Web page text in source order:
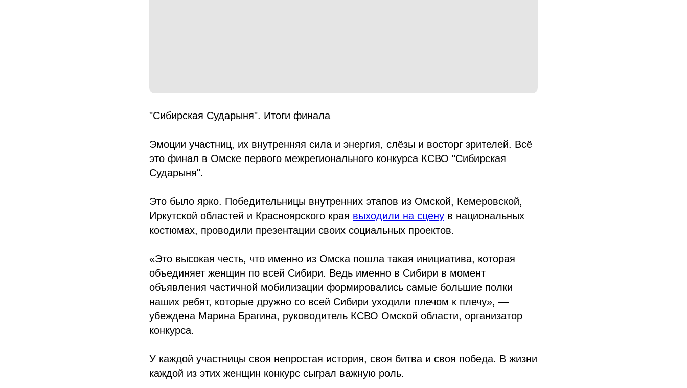
"Сибирская Сударыня". Итоги финала
Эмоции участниц, их внутренняя сила и энергия, слёзы и восторг зрителей. Всё
это финал в Омске первого межрегионального конкурса КСВО "Сибирская
Сударыня".
Это было ярко. Победительницы внутренних этапов из Омской, Кемеровской,
Иркутской областей и Красноярского края выходили на сцену в национальных
костюмах, проводили презентации своих социальных проектов.
«Это высокая честь, что именно из Омска пошла такая инициатива, которая
объединяет женщин по всей Сибири. Ведь именно в Сибири в момент
объявления частичной мобилизации формировались самые большие полки
наших ребят, которые дружно со всей Сибири уходили плечом к плечу», —
убеждена Марина Брагина, руководитель КСВО Омской области, организатор
конкурса.
У каждой участницы своя непростая история, своя битва и своя победа. В жизни
каждой из этих женщин конкурс сыграл важную роль.